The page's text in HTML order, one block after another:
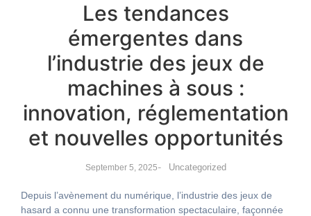
Les tendances
émergentes dans
l’industrie des jeux de
machines à sous :
innovation, réglementation
et nouvelles opportunités
September 5, 2025- Uncategorized
Depuis l’avènement du numérique, l’industrie des jeux de
hasard a connu une transformation spectaculaire, façonnée